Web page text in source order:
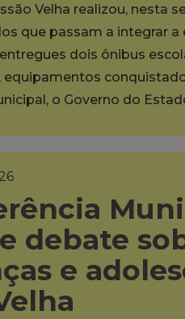
Velha realizou, nesta
que passam a integrar
dois ônibus
o Governo do
debate
e